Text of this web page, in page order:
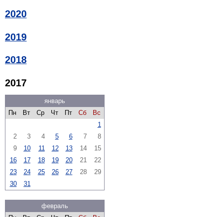
2020
2019
2018
2017
январь
Пн
Вт Ср Чт Пт Сб
Вс
1
2
3 4 5 6 7
8
9
10 11 12 13 14
15
16
17 18 19 20 21
22
23
24 25 26 27 28
29
30
31
февраль